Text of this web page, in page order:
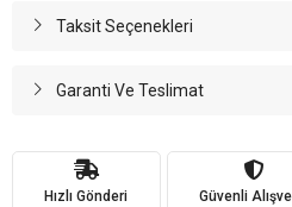
Taksit Seçenekleri
Garanti Ve Teslimat
Hızlı Gönderi Güvenli